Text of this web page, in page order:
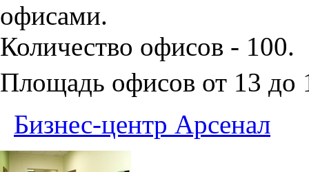
офисами.
Количество офисов - 100.
Площадь офисов от 13 до
Бизнес-центр Арсенал